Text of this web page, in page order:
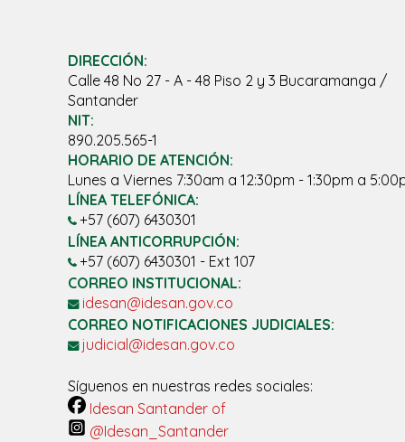
DIRECCIÓN:
Calle 48 No 27 - A - 48 Piso 2 y 3 Bucaramanga /
Santander
NIT:
890.205.565-1
HORARIO DE ATENCIÓN:
Lunes a Viernes 7:30am a 12:30pm - 1:30pm a
LÍNEA TELEFÓNICA:
+57 (607) 6430301
LÍNEA ANTICORRUPCIÓN:
+57 (607) 6430301 - Ext 107
CORREO INSTITUCIONAL:
idesan@idesan.gov.co
CORREO NOTIFICACIONES JUDICIALES:
judicial@idesan.gov.co
Síguenos en nuestras redes sociales:
Idesan Santander of
@Idesan_Santander